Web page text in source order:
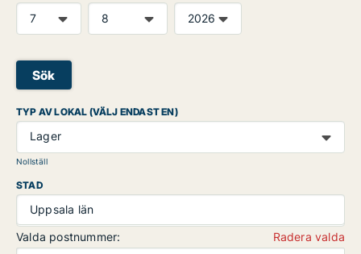
Sök
TYP AV LOKAL (VÄLJ ENDAST EN)
Lager
Nollställ
STAD
Uppsala län
Valda postnummer:
Radera valda